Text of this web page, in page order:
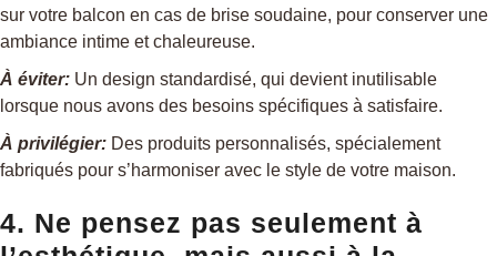
sur votre balcon en cas de brise soudaine, pour conserver une
ambiance intime et chaleureuse.
À éviter: Un design standardisé, qui devient inutilisable
lorsque nous avons des besoins spécifiques à satisfaire.
À privilégier: Des produits personnalisés, spécialement
fabriqués pour s’harmoniser avec le style de votre maison.
4. Ne pensez pas seulement à